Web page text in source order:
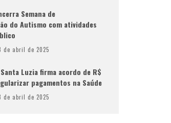
Semana de
do Autismo com atividades
de abril de 2025
Luzia firma acordo de R$
pagamentos na Saúde
de abril de 2025